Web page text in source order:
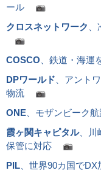
ール
クロスネットワーク
COSCO 、鉄道・海
DPワールド 、アント
物流
ONE 、モザンビーク
霞ヶ関キャピタル、川
保管に対応
PIL 、世界90カ国で